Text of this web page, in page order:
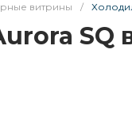
витрины /
SQ